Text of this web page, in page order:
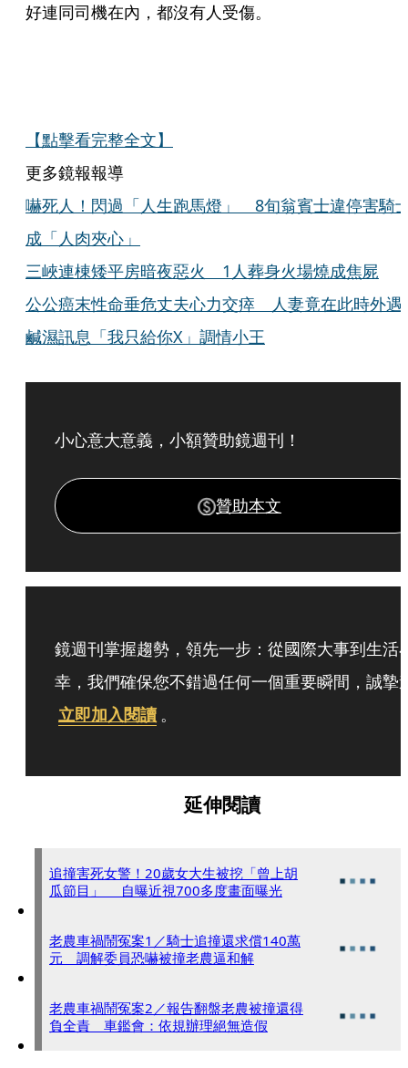
好連同司機在內，都沒有人受傷。
【點擊看完整全文】
更多鏡報報導
嚇死人！閃過「人生跑馬燈」 8旬翁賓士違停害騎
成「人肉夾心」
三峽連棟矮平房暗夜惡火 1人葬身火場燒成焦屍
公公癌末性命垂危丈夫心力交瘁 人妻竟在此時外
鹹濕訊息「我只給你X」調情小王
小心意大意義，小額贊助鏡週刊！
贊助本文
鏡週刊掌握趨勢，領先一步：從國際大事到生活
幸，我們確保您不錯過任何一個重要瞬間，誠摯
立即加入閱讀 。
延伸閱讀
追撞害死女警！20歲女大生被挖「曾上胡
瓜節目」 自曝近視700多度畫面曝光
老農車禍鬧冤案1／騎士追撞還求償140萬
元 調解委員恐嚇被撞老農逼和解
老農車禍鬧冤案2／報告翻盤老農被撞還得
負全責 車鑑會：依規辦理絕無造假